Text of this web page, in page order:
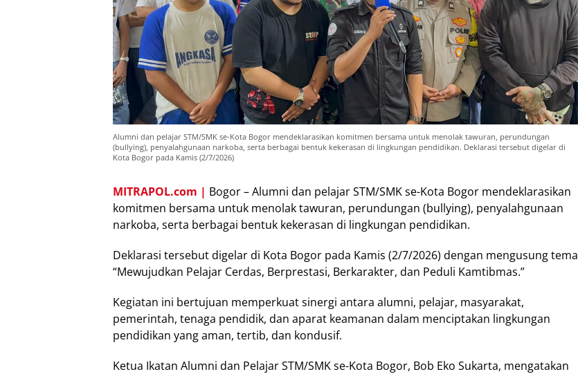
Alumni dan pelajar STM/SMK se-Kota Bogor mendeklarasikan komitmen bersama untuk menolak tawuran, perundungan
(bullying), penyalahgunaan narkoba, serta berbagai bentuk kekerasan di lingkungan pendidikan. Deklarasi tersebut digelar di
Kota Bogor pada Kamis (2/7/2026)
MITRAPOL.com | Bogor – Alumni dan pelajar STM/SMK se-Kota Bogor mendeklarasikan
komitmen bersama untuk menolak tawuran, perundungan (bullying), penyalahgunaan
narkoba, serta berbagai bentuk kekerasan di lingkungan pendidikan.
Deklarasi tersebut digelar di Kota Bogor pada Kamis (2/7/2026) dengan mengusung tema
“Mewujudkan Pelajar Cerdas, Berprestasi, Berkarakter, dan Peduli Kamtibmas.”
Kegiatan ini bertujuan memperkuat sinergi antara alumni, pelajar, masyarakat,
pemerintah, tenaga pendidik, dan aparat keamanan dalam menciptakan lingkungan
pendidikan yang aman, tertib, dan kondusif.
Ketua Ikatan Alumni dan Pelajar STM/SMK se-Kota Bogor, Bob Eko Sukarta, mengatakan